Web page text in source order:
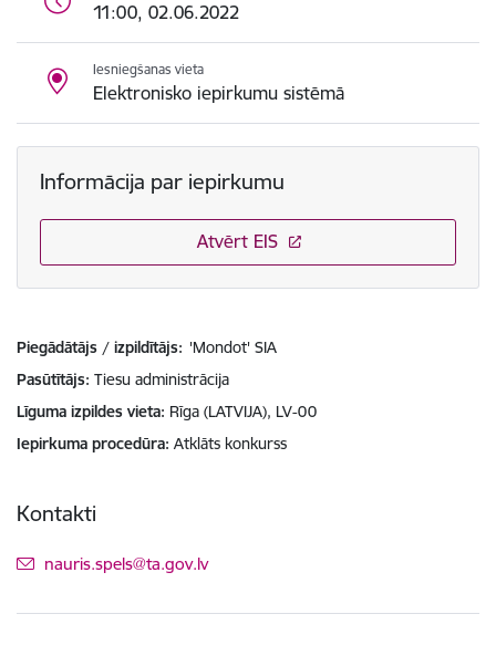
11:00, 02.06.2022
Iesniegšanas vieta
Elektronisko iepirkumu sistēmā
Informācija par iepirkumu
Atvērt EIS
Piegādātājs / izpildītājs: 'Mondot' SIA
Pasūtītājs Tiesu administrācija
Līguma izpildes vieta Rīga (LATVIJA), LV-00
Iepirkuma procedūra Atklāts konkurss
Kontakti
E-pasts:
nauris.spels@ta.gov.lv